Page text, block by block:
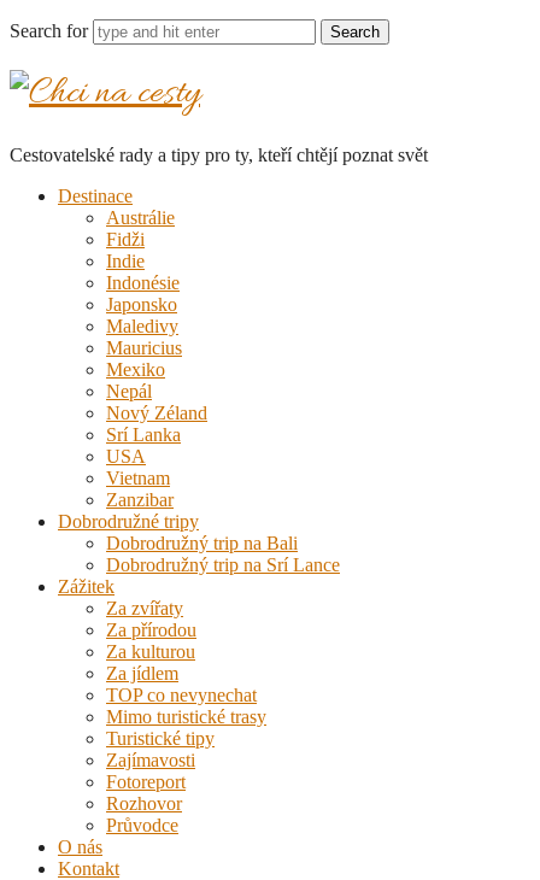
Search for
Chci
na
cesty
Cestovatelské rady a tipy pro ty, kteří chtějí poznat svět
Destinace
Austrálie
Fidži
Indie
Indonésie
Japonsko
Maledivy
Mauricius
Mexiko
Nepál
Nový Zéland
Srí Lanka
USA
Vietnam
Zanzibar
Dobrodružné tripy
Dobrodružný trip na Bali
Dobrodružný trip na Srí Lance
Zážitek
Za zvířaty
Za přírodou
Za kulturou
Za jídlem
TOP co nevynechat
Mimo turistické trasy
Turistické tipy
Zajímavosti
Fotoreport
Rozhovor
Průvodce
O nás
Kontakt